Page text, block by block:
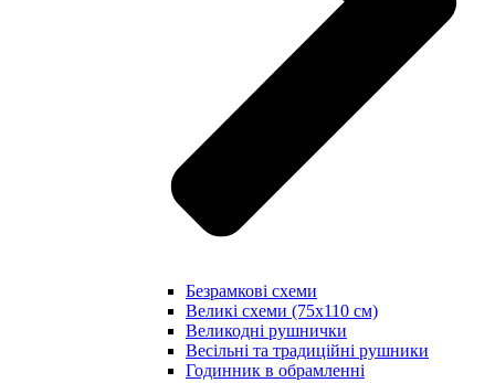
Безрамкові схеми
Великі схеми (75х110 см)
Великодні рушнички
Весільні та традиційні рушники
Годинник в обрамленні